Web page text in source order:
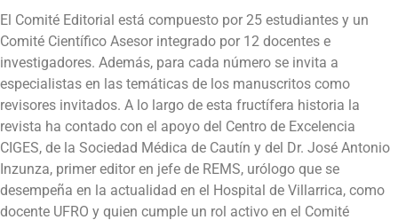
El Comité Editorial está compuesto por 25 estudiantes y un
Comité Científico Asesor integrado por 12 docentes e
investigadores. Además, para cada número se invita a
especialistas en las temáticas de los manuscritos como
revisores invitados. A lo largo de esta fructífera historia la
revista ha contado con el apoyo del Centro de Excelencia
CIGES, de la Sociedad Médica de Cautín y del Dr. José Antonio
Inzunza, primer editor en jefe de REMS, urólogo que se
desempeña en la actualidad en el Hospital de Villarrica, como
docente UFRO y quien cumple un rol activo en el Comité